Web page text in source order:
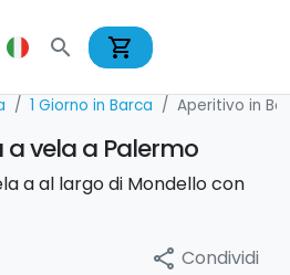
search shopping_cart
1 Giorno in Barca Aperitivo in
a vela a Palermo
a al largo di Mondello con
share Condividi